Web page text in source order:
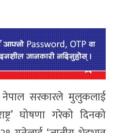
सरकारले मुलुकलाई
घोषणा गरेको दिनको